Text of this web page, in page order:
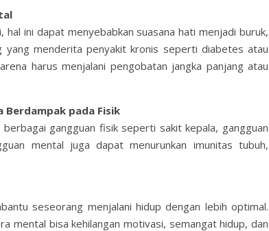
ini dapat menyebabkan suasana hati menjadi buruk,
yang menderita penyakit kronis seperti diabetes atau
harus menjalani pengobatan jangka panjang atau
Berdampak pada Fisik
gangguan fisik seperti sakit kepala, gangguan
mental juga dapat menurunkan imunitas tubuh,
seseorang menjalani hidup dengan lebih optimal.
mental bisa kehilangan motivasi, semangat hidup, dan